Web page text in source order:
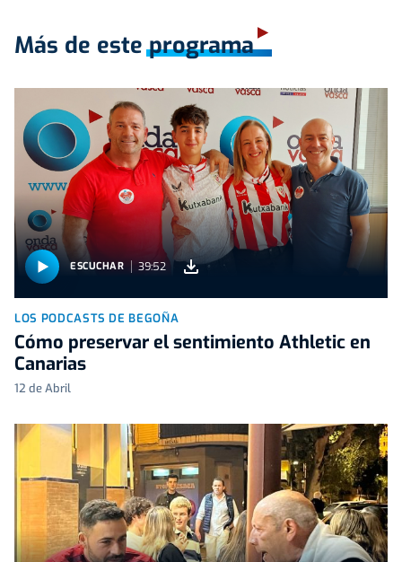
Más de este programa
ESCUCHAR 39:52
LOS PODCASTS DE BEGOÑA
Cómo preservar el sentimiento Athletic en
Canarias
12 de Abril